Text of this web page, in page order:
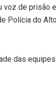
de prisão
Polícia do
das